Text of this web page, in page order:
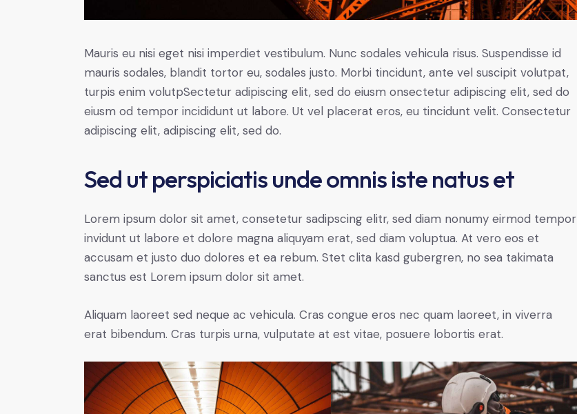
Mauris eu nisi eget nisi imperdiet vestibulum. Nunc sodales vehicula risus. Suspendisse id
mauris sodales, blandit tortor eu, sodales justo. Morbi tincidunt, ante vel suscipit volutpat,
turpis enim volutpSectetur adipiscing elit, sed do eiusm onsectetur adipiscing elit, sed do
eiusm od tempor incididunt ut labore. Ut vel placerat eros, eu tincidunt velit. Consectetur
adipiscing elit, adipiscing elit, sed do.
Sed ut perspiciatis unde omnis iste natus et
Lorem ipsum dolor sit amet, consetetur sadipscing elitr, sed diam nonumy eirmod tempor
invidunt ut labore et dolore magna aliquyam erat, sed diam voluptua. At vero eos et
accusam et justo duo dolores et ea rebum. Stet clita kasd gubergren, no sea takimata
sanctus est Lorem ipsum dolor sit amet.
Aliquam laoreet sed neque ac vehicula. Cras congue eros nec quam laoreet, in viverra
erat bibendum. Cras turpis urna, vulputate at est vitae, posuere lobortis erat.